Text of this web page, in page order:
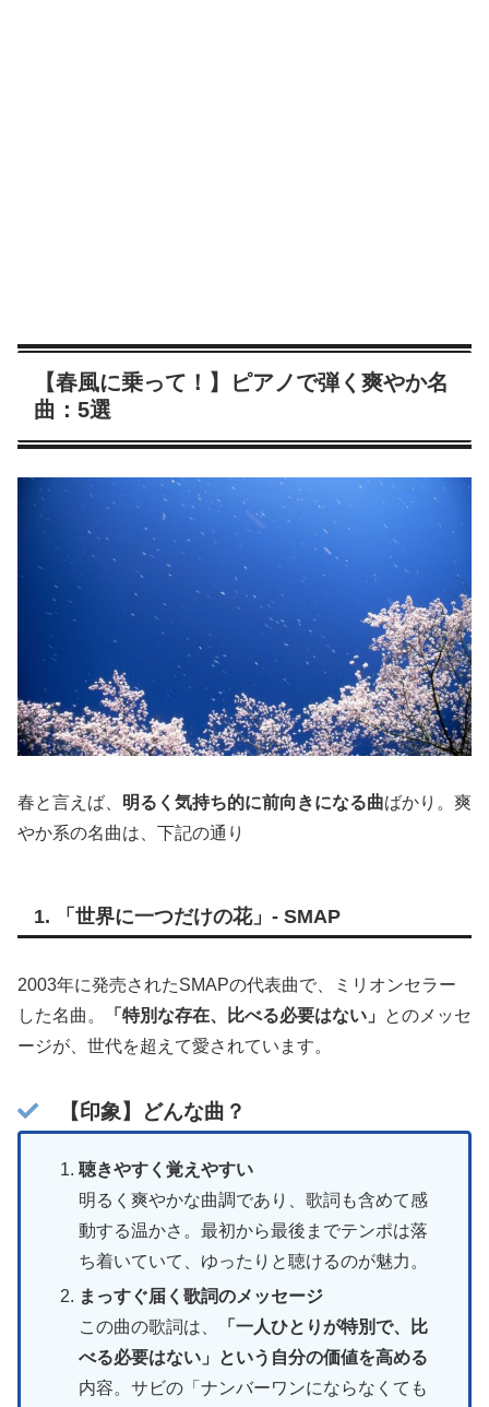
【春風に乗って！】ピアノで弾く爽やか名
曲：5選
春と言えば、 明るく気持ち的に前向きになる曲ばかり。爽
やか系の名曲は、下記の通り
1. 「世界に一つだけの花」- SMAP
2003年に発売されたSMAPの代表曲で、ミリオンセラー
した名曲。
「特別な存在、比べる必要はない」
とのメッセ
ージが、世代を超えて愛されています。
【印象】どんな曲？
聴きやすく覚えやすい
明るく爽やかな曲調であり、歌詞も含めて感
動する温かさ。最初から最後までテンポは落
ち着いていて、ゆったりと聴けるのが魅力。
まっすぐ届く歌詞のメッセージ
この曲の歌詞は、
「一人ひとりが特別で、比
べる必要はない」という自分の価値を高める
内容。サビの「ナンバーワンにならなくても